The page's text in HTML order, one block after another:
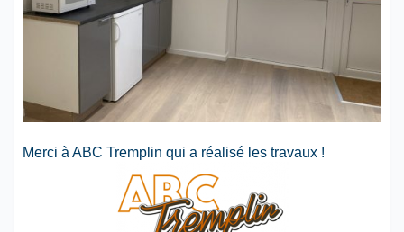
Merci à ABC Tremplin qui a réalisé les travaux !